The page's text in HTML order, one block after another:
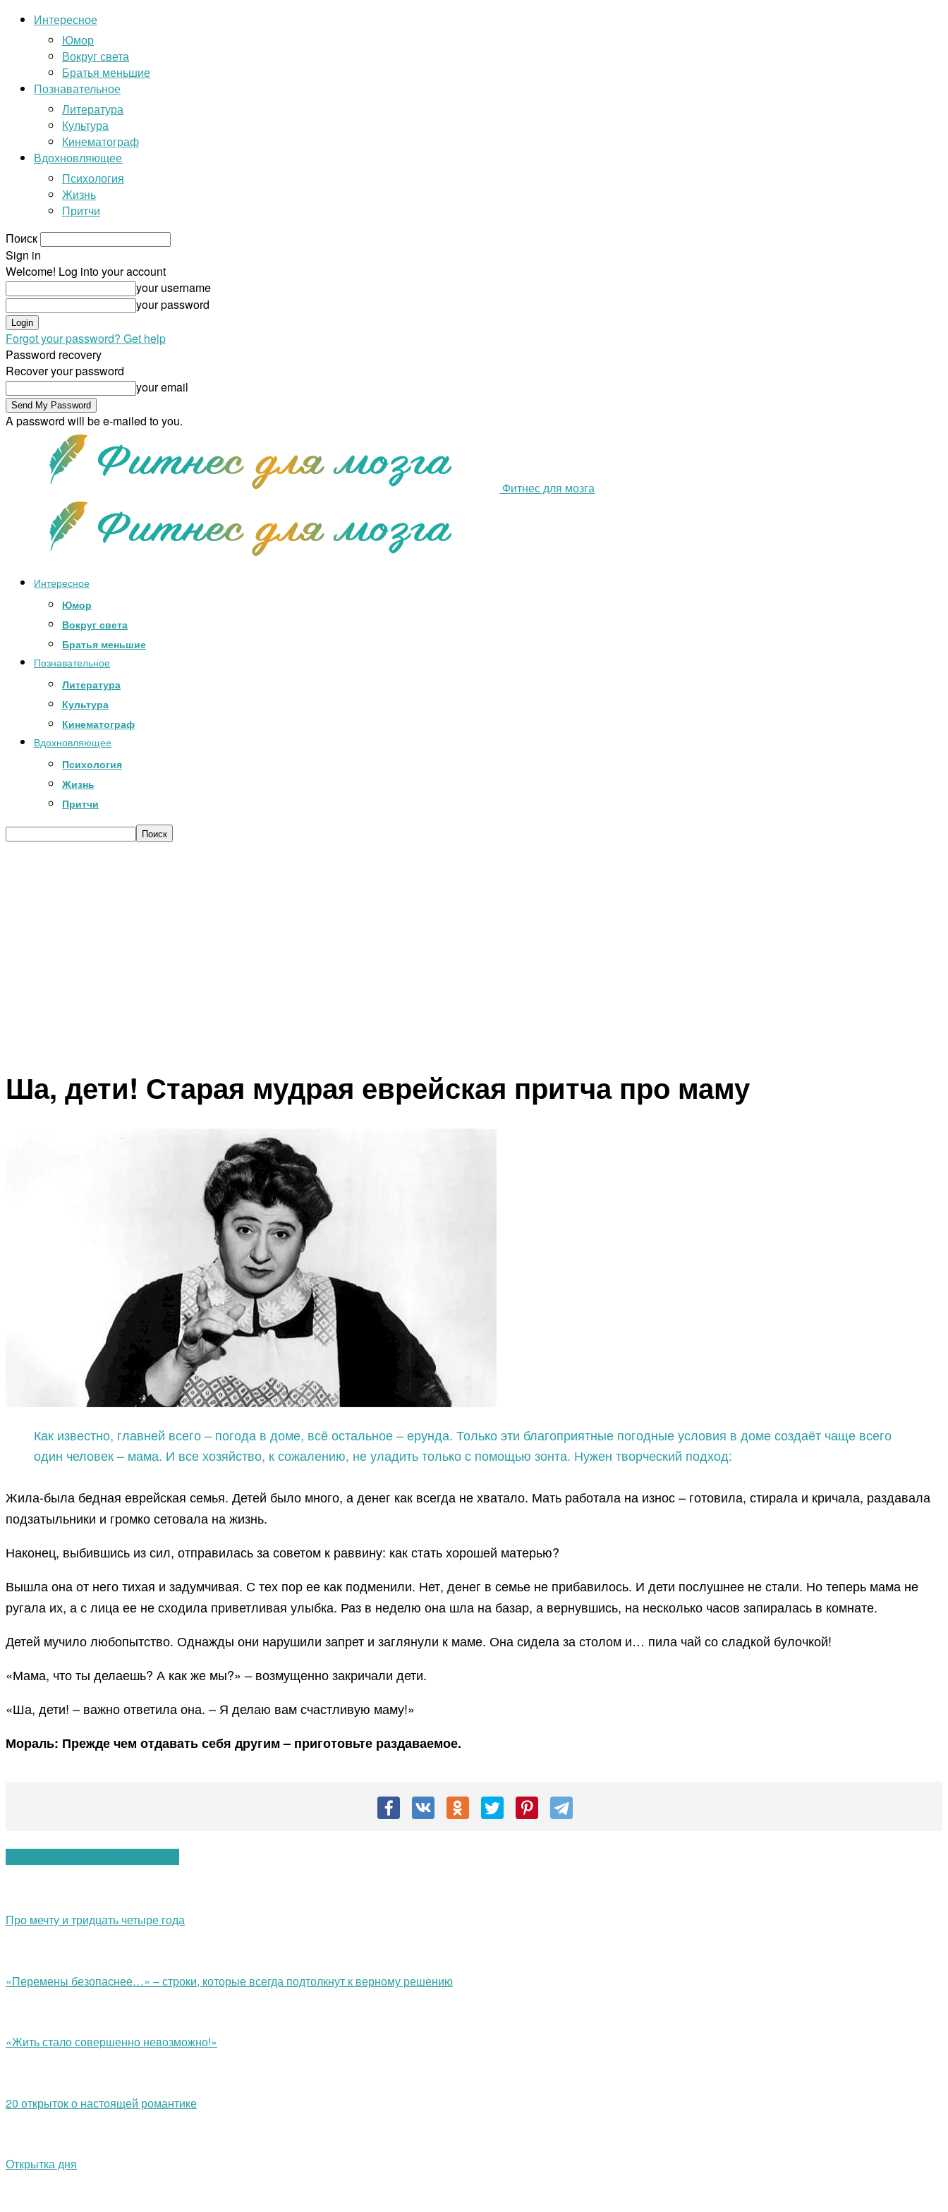
Интересное
Юмор
Вокруг света
Братья меньшие
Познавательное
Литература
Культура
Кинематограф
Вдохновляющее
Психология
Жизнь
Притчи
Поиск
Sign in
Welcome! Log into your account
your username
your password
Forgot your password? Get help
Password recovery
Recover your password
your email
A password will be e-mailed to you.
Фитнес для мозга
Интересное
Юмор
Вокруг света
Братья меньшие
Познавательное
Литература
Культура
Кинематограф
Вдохновляющее
Психология
Жизнь
Притчи
Ша, дети! Старая мудрая еврейская притча про маму
Как известно, главней всего – погода в доме, всё остальное – ерунда. Только эти благоприятные погодные условия в доме создаёт чаще всего
один человек – мама. И все хозяйство, к сожалению, не уладить только с помощью зонта. Нужен творческий подход:
Жила-была бедная еврейская семья. Детей было много, а денег как всегда не хватало. Мать работала на износ – готовила, стирала и кричала, раздавала
подзатыльники и громко сетовала на жизнь.
Наконец, выбившись из сил, отправилась за советом к раввину: как стать хорошей матерью?
Вышла она от него тихая и задумчивая. С тех пор ее как подменили. Нет, денег в семье не прибавилось. И дети послушнее не стали. Но теперь мама не
ругала их, а с лица ее не сходила приветливая улыбка. Раз в неделю она шла на базар, а вернувшись, на несколько часов запиралась в комнате.
Детей мучило любопытство. Однажды они нарушили запрет и заглянули к маме. Она сидела за столом и… пила чай со сладкой булочкой!
«Мама, что ты делаешь? А как же мы?» – возмущенно закричали дети.
«Ша, дети! – важно ответила она. – Я делаю вам счастливую маму!»
Мораль: Прежде чем отдавать себя другим – приготовьте раздаваемое.
Про мечту и тридцать четыре года
«Перемены безопаснее…» – строки, которые всегда подтолкнут к верному решению
«Жить стало совершенно невозможно!»
20 открыток о настоящей романтике
Открытка дня